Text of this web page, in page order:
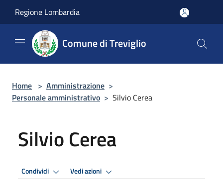
Regione Lombardia
Comune di Treviglio
Home > Amministrazione >
Personale amministrativo > Silvio Cerea
Silvio Cerea
Condividi Vedi azioni